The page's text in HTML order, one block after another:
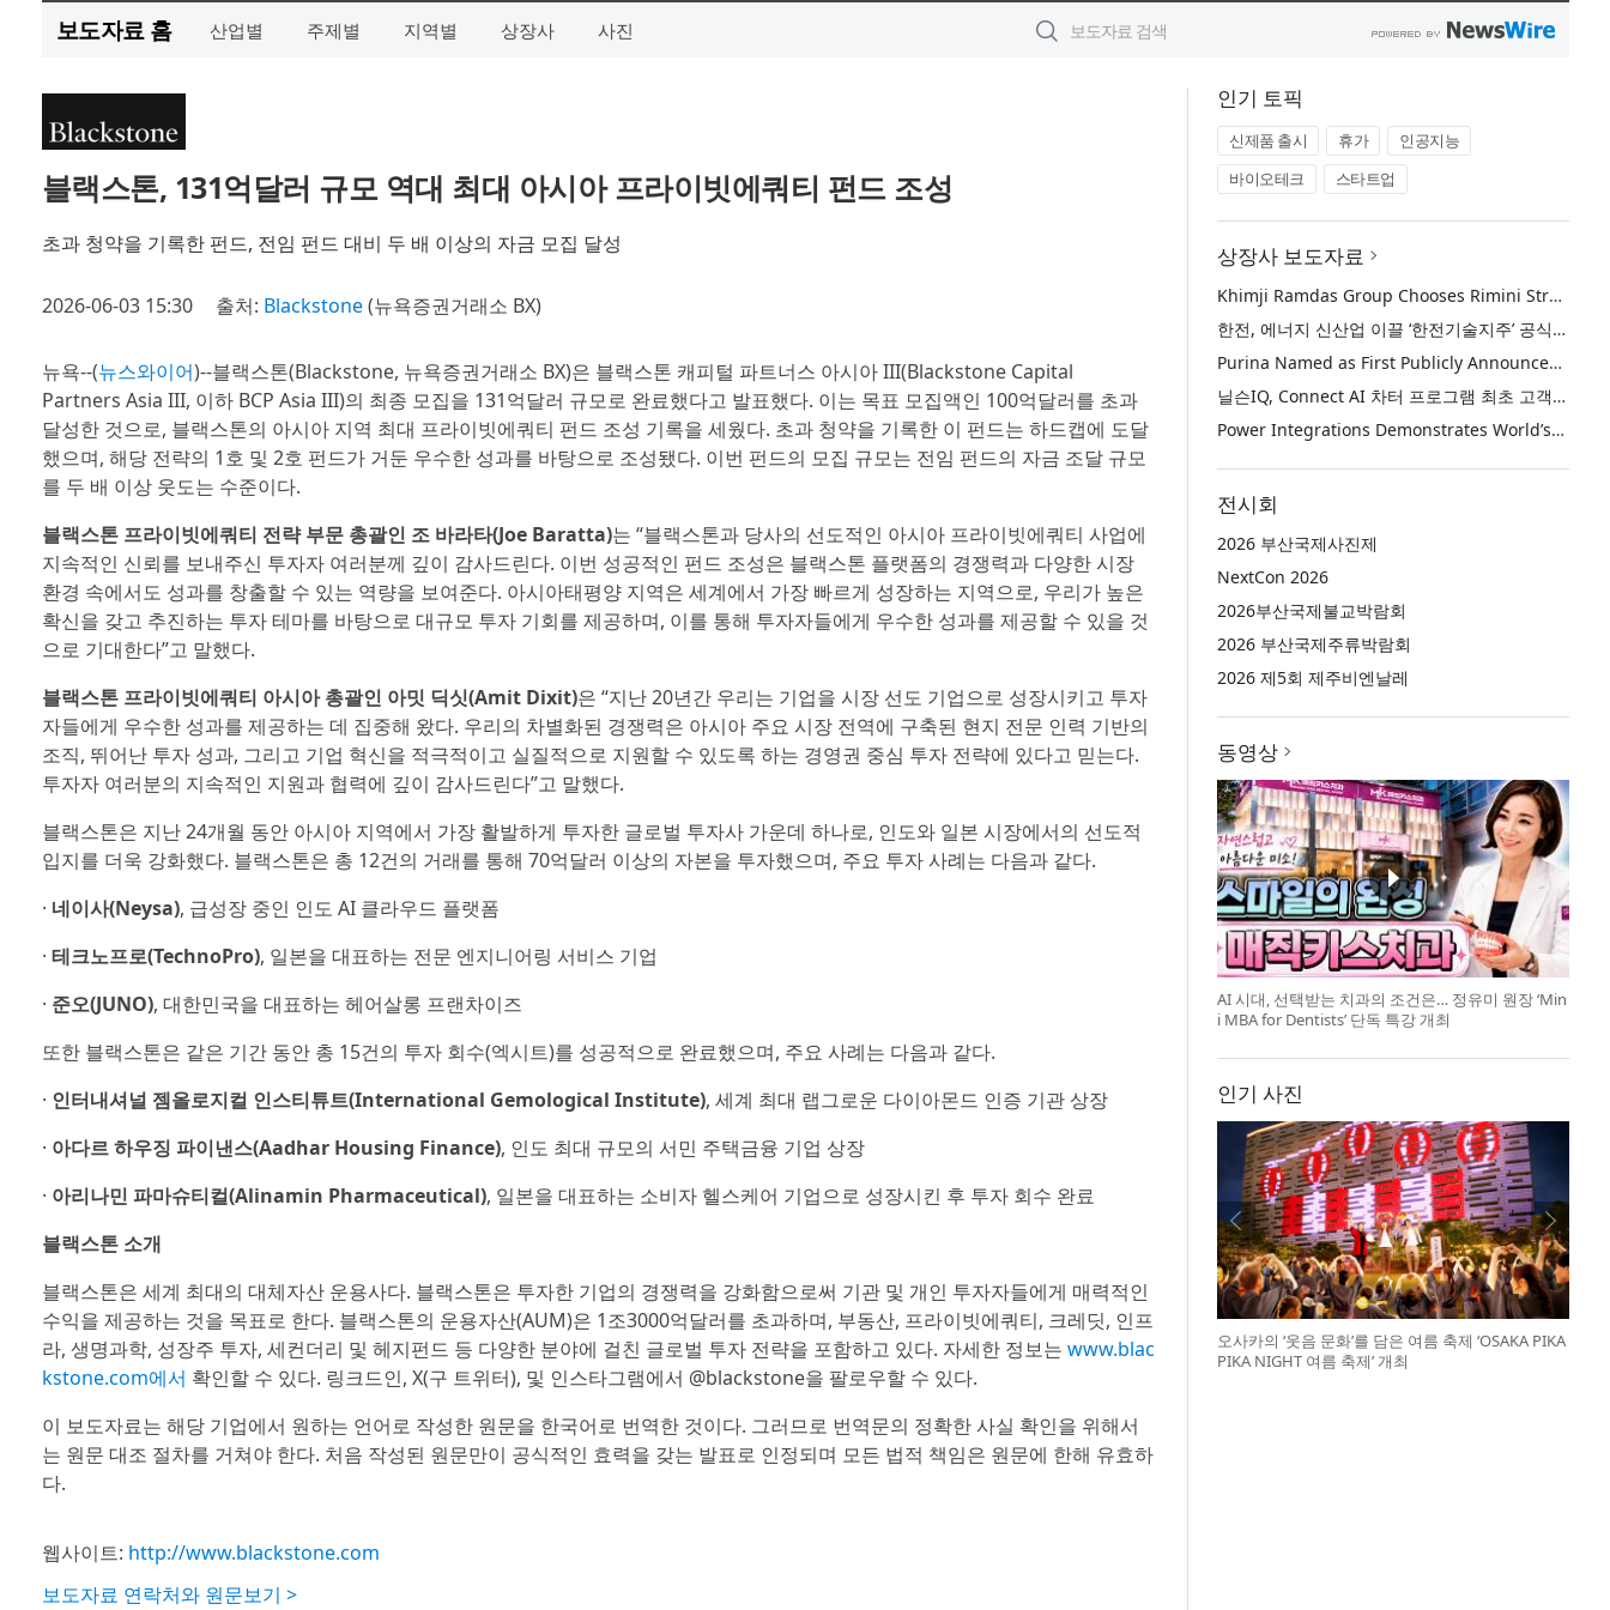
보도자료 홈 산업별 주제별 지역별 상장사 사진
블랙스톤, 131억달러 규모 역대 최대 아시아 프라이빗에쿼티 펀드 조성
초과 청약을 기록한 펀드, 전임 펀드 대비 두 배 이상의 자금 모집 달성
2026-06-03 15:30 출처: Blackstone(뉴욕증권거래소 BX)
뉴욕--(뉴스와이어)--블랙스톤(Blackstone, 뉴욕증권거래소 BX)은 블랙스톤 캐피털 파트너스 아시아 III(Blackstone Capital
Partners Asia III, 이하 BCP Asia III)의 최종 모집을 131억달러 규모로 완료했다고 발표했다. 이는 목표 모집액인 100억달러를 초과
달성한 것으로, 블랙스톤의 아시아 지역 최대 프라이빗에쿼티 펀드 조성 기록을 세웠다. 초과 청약을 기록한 이 펀드는 하드캡에 도달
했으며, 해당 전략의 1호 및 2호 펀드가 거둔 우수한 성과를 바탕으로 조성됐다. 이번 펀드의 모집 규모는 전임 펀드의 자금 조달 규모
를 두 배 이상 웃도는 수준이다.
블랙스톤 프라이빗에쿼티 전략 부문 총괄인 조 바라타(Joe Baratta)는 “블랙스톤과 당사의 선도적인 아시아 프라이빗에쿼티 사업에
지속적인 신뢰를 보내주신 투자자 여러분께 깊이 감사드린다. 이번 성공적인 펀드 조성은 블랙스톤 플랫폼의 경쟁력과 다양한 시장
환경 속에서도 성과를 창출할 수 있는 역량을 보여준다. 아시아태평양 지역은 세계에서 가장 빠르게 성장하는 지역으로, 우리가 높은
확신을 갖고 추진하는 투자 테마를 바탕으로 대규모 투자 기회를 제공하며, 이를 통해 투자자들에게 우수한 성과를 제공할 수 있을 것
으로 기대한다”고 말했다.
블랙스톤 프라이빗에쿼티 아시아 총괄인 아밋 딕싯(Amit Dixit)은 “지난 20년간 우리는 기업을 시장 선도 기업으로 성장시키고 투자
자들에게 우수한 성과를 제공하는 데 집중해 왔다. 우리의 차별화된 경쟁력은 아시아 주요 시장 전역에 구축된 현지 전문 인력 기반의
조직, 뛰어난 투자 성과, 그리고 기업 혁신을 적극적이고 실질적으로 지원할 수 있도록 하는 경영권 중심 투자 전략에 있다고 믿는다.
투자자 여러분의 지속적인 지원과 협력에 깊이 감사드린다”고 말했다.
블랙스톤은 지난 24개월 동안 아시아 지역에서 가장 활발하게 투자한 글로벌 투자사 가운데 하나로, 인도와 일본 시장에서의 선도적
입지를 더욱 강화했다. 블랙스톤은 총 12건의 거래를 통해 70억달러 이상의 자본을 투자했으며, 주요 투자 사례는 다음과 같다.
· 네이사(Neysa), 급성장 중인 인도 AI 클라우드 플랫폼
· 테크노프로(TechnoPro), 일본을 대표하는 전문 엔지니어링 서비스 기업
· 준오(JUNO), 대한민국을 대표하는 헤어살롱 프랜차이즈
또한 블랙스톤은 같은 기간 동안 총 15건의 투자 회수(엑시트)를 성공적으로 완료했으며, 주요 사례는 다음과 같다.
· 인터내셔널 젬올로지컬 인스티튜트(International Gemological Institute), 세계 최대 랩그로운 다이아몬드 인증 기관 상장
· 아다르 하우징 파이낸스(Aadhar Housing Finance), 인도 최대 규모의 서민 주택금융 기업 상장
· 아리나민 파마슈티컬(Alinamin Pharmaceutical), 일본을 대표하는 소비자 헬스케어 기업으로 성장시킨 후 투자 회수 완료
블랙스톤 소개
블랙스톤은 세계 최대의 대체자산 운용사다. 블랙스톤은 투자한 기업의 경쟁력을 강화함으로써 기관 및 개인 투자자들에게 매력적인
수익을 제공하는 것을 목표로 한다. 블랙스톤의 운용자산(AUM)은 1조3000억달러를 초과하며, 부동산, 프라이빗에쿼티, 크레딧, 인프
라, 생명과학, 성장주 투자, 세컨더리 및 헤지펀드 등 다양한 분야에 걸친 글로벌 투자 전략을 포함하고 있다. 자세한 정보는 www.blac
kstone.com에서 확인할 수 있다. 링크드인, X(구 트위터), 및 인스타그램에서 @blackstone을 팔로우할 수 있다.
이 보도자료는 해당 기업에서 원하는 언어로 작성한 원문을 한국어로 번역한 것이다. 그러므로 번역문의 정확한 사실 확인을 위해서
는 원문 대조 절차를 거쳐야 한다. 처음 작성된 원문만이 공식적인 효력을 갖는 발표로 인정되며 모든 법적 책임은 원문에 한해 유효하
다.
웹사이트: http://www.blackstone.com
보도자료 연락처와 원문보기 >
인기 토픽
신제품 출시 휴가
인공지능
바이오테크
스타트업
상장사 보도자료
Khimji Ramdas Group Chooses Rimini Street to Reduce SAP Support Costs, Protect 700+ Customizations and Reinvest Savings in Innovation
한전, 에너지 신산업 이끌 ‘한전기술지주’ 공식 출범
Purina Named as First Publicly Announced NIQ ConnectAI Charter Client
닐슨IQ, Connect AI 차터 프로그램 최초 고객사 ‘퓨리나’ 선정
Power Integrations Demonstrates World’s First 2200 V GaN Technology for Next-Era High-Voltage Power Systems
전시회
2026 부산국제사진제
NextCon 2026
2026부산국제불교박람회
2026 부산국제주류박람회
2026 제5회 제주비엔날레
동영상
AI 시대, 선택받는 치과의 조건은… 정유미 원장 ‘Min
i MBA for Dentists’ 단독 특강 개최
인기 사진
오사카의 ‘웃음 문화’를 담은 여름 축제 ‘OSAKA PIKA
PIKA NIGHT 여름 축제’ 개최